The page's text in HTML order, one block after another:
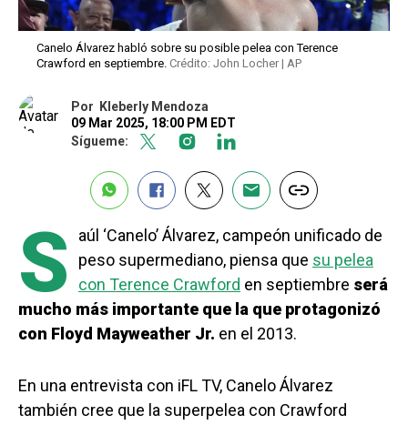
Canelo Álvarez habló sobre su posible pelea con Terence
Crawford en septiembre. Crédito: John Locher | AP
Por Kleberly Mendoza
09 Mar 2025, 18:00 PM EDT
Sígueme:
S
aúl ‘Canelo’ Álvarez, campeón unificado de
peso supermediano, piensa que su pelea
con Terence Crawford en septiembre será
mucho más importante que la que protagonizó
con Floyd Mayweather Jr. en el 2013.
En una entrevista con iFL TV, Canelo Álvarez
también cree que la superpelea con Crawford